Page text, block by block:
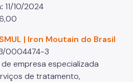
11/10/2024
| Iron Moutain do Brasil
0004474-3
empresa especializada
de tratamento,